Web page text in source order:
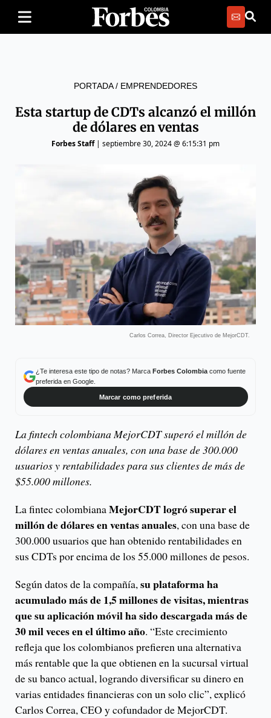
PORTADA/ EMPRENDEDORES
Esta startup de CDTs alcanzó el millón
de dólares en ventas
Forbes Staff| septiembre 30, 2024 @ 6:15:31 pm
Carlos Correa, Director Ejecutivo de MejorCDT.
¿Te interesa este tipo de notas? Marca Forbes Colombiacomo fuente
preferida en Google.
Marcar como preferida
La fintech colombiana MejorCDT superó el millón de
dólares en ventas anuales, con una base de 300.000
usuarios y rentabilidades para sus clientes de más de
$55.000 millones.
La fintec colombianaMejorCDT logró superar el
millón de dólares en ventas anuales, con una base de
300.000 usuarios que han obtenido rentabilidades en
sus CDTs por encima de los 55.000 millones de pesos.
Según datos de la compañía,su plataforma ha
acumulado más de 1,5 millones de visitas, mientras
que su aplicación móvil ha sido descargada más de
30 mil veces en el último año. “Este crecimiento
refleja que los colombianos prefieren una alternativa
más rentable que la que obtienen en la sucursal virtual
de su banco actual, logrando diversificar su dinero en
varias entidades financieras con un solo clic”, explicó
Carlos Correa, CEO y cofundador de MejorCDT.